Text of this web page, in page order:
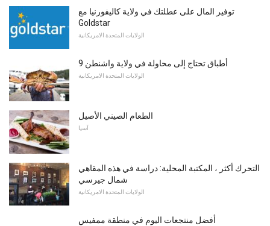
توفير المال على عطلتك في ولاية كاليفورنيا مع
Goldstar
الولايات المتحدة الامريكانية
9 أطباق تحتاج إلى محاولة في ولاية واشنطن
الولايات المتحدة الامريكانية
الطعام الصيني الأصيل
آسيا
التحرك أكثر ، المكتبة المحلية: دراسة في هذه المقاهي
شمال جيرسي
الولايات المتحدة الامريكانية
أفضل منتجعات اليوم في منطقة ممفيس